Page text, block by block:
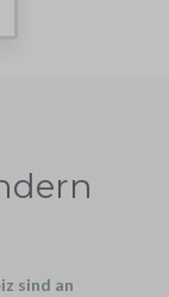
sind an